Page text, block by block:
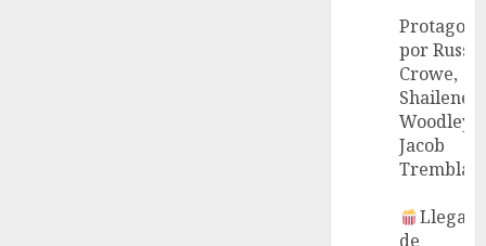
por
Crowe,
Shailene
Woodley y
Jacob
Tremblay.
Llega
de